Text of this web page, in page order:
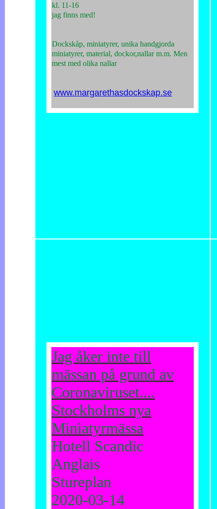
kl. 11-16
jag finns med!
Dockskåp, miniatyrer, unika handgjorda
miniatyrer, material, dockor,nallar m.m. Men
mest med olika nallar
www.margarethasdockskap.se
Jag åker inte till
mässan på grund av
Coronaviruset....
Stockholms nya
Miniatyrmässa
Hotell Scandic
Anglais
Stureplan
2020-03-14